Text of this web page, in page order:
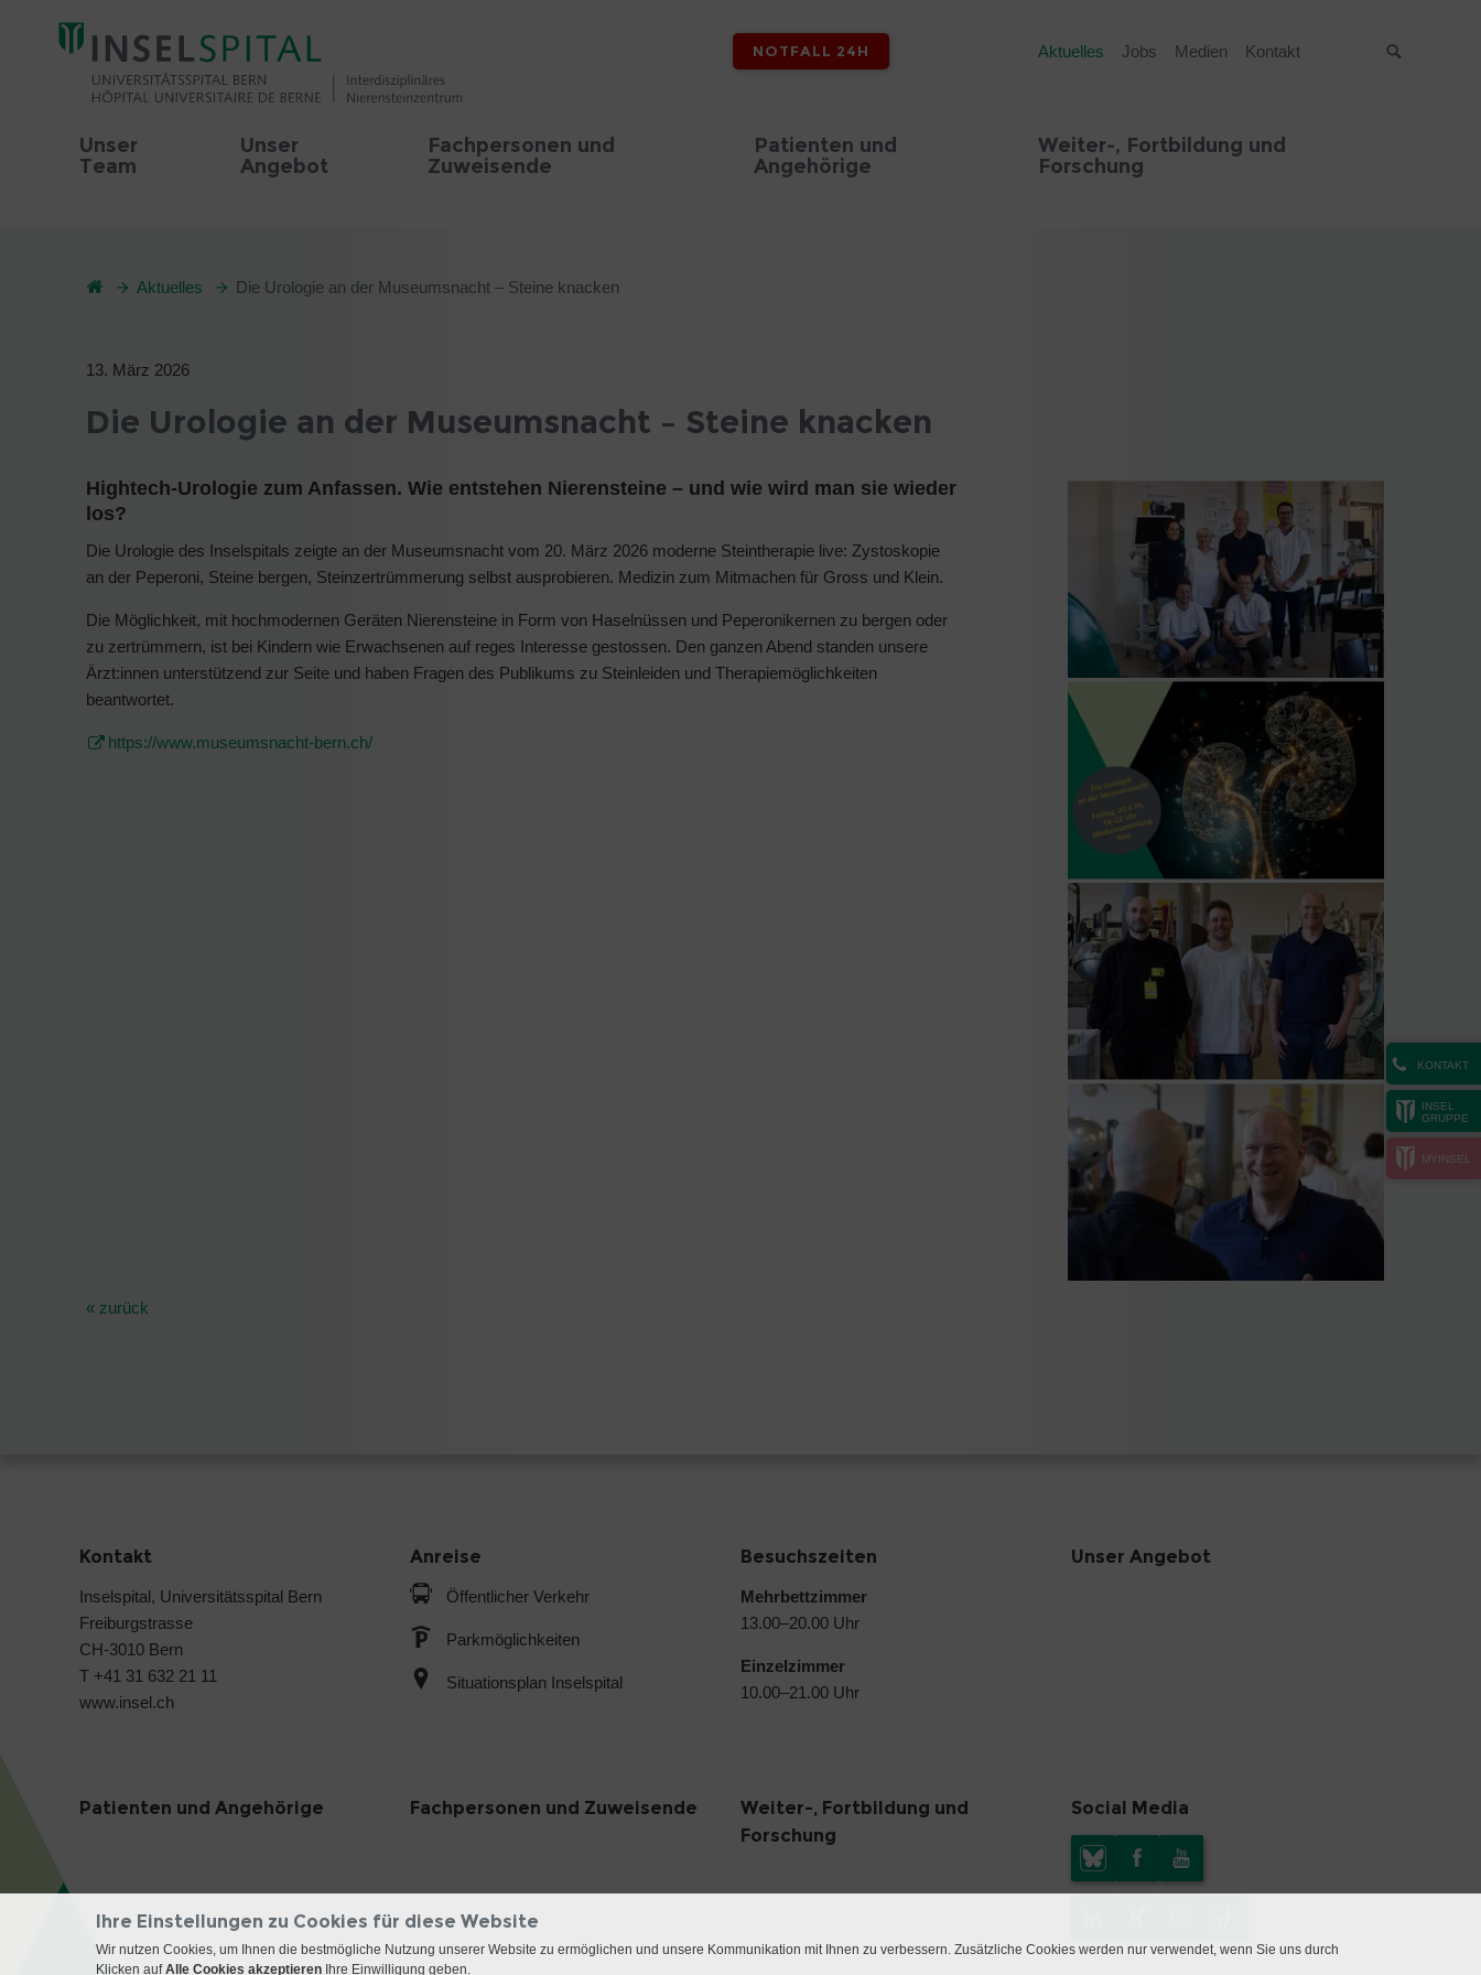
NOTFALL 24H Aktuelles Jobs Medien Kontakt
Unser
Team
Unser
Angebot
Fachpersonen und
Zuweisende
Patienten und
Angehörige
Weiter-, Fortbildung und
Forschung
KONTAKT
INSEL
GRUPPE
MYINSEL
Aktuelles Die Urologie an der Museumsnacht – Steine knacken
13. März 2026
Die Urologie an der Museumsnacht – Steine knacken
Hightech-Urologie zum Anfassen. Wie entstehen Nierensteine – und wie wird man sie wieder
los?
Die Urologie des Inselspitals zeigte an der Museumsnacht vom 20. März 2026 moderne Steintherapie live: Zystoskopie
an der Peperoni, Steine bergen, Steinzertrümmerung selbst ausprobieren. Medizin zum Mitmachen für Gross und Klein.
Die Möglichkeit, mit hochmodernen Geräten Nierensteine in Form von Haselnüssen und Peperonikernen zu bergen oder
zu zertrümmern, ist bei Kindern wie Erwachsenen auf reges Interesse gestossen. Den ganzen Abend standen unsere
Ärzt:innen unterstützend zur Seite und haben Fragen des Publikums zu Steinleiden und Therapiemöglichkeiten
beantwortet.
https://www.museumsnacht-bern.ch/
« zurück
Kontakt
Inselspital, Universitätsspital Bern
Freiburgstrasse
CH-3010 Bern
T +41 31 632 21 11
www.insel.ch
Anreise
Öffentlicher Verkehr
Parkmöglichkeiten
Situationsplan Inselspital
Besuchszeiten
Mehrbettzimmer
13.00–20.00 Uhr
Einzelzimmer
10.00–21.00 Uhr
Unser Angebot
Patienten und Angehörige Fachpersonen und Zuweisende
Weiter-, Fortbildung und
Forschung
Social Media
Ihre Einstellungen zu Cookies für diese Website
Wir nutzen Cookies, um Ihnen die bestmögliche Nutzung unserer Website zu ermöglichen und unsere Kommunikation mit Ihnen zu verbessern. Zusätzliche Cookies werden nur verwendet, wenn Sie uns durch
Klicken aufAlle Cookies akzeptieren Ihre Einwilligung geben.